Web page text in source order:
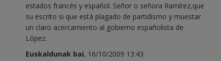
estados francés y español. Señor o señora Ramírez,que
su escrito si que está plagado de partidismo y muestar
un claro acercamiento al gobierno españolista de
López.
Euskaldunak bai, 16/10/2009 13:43